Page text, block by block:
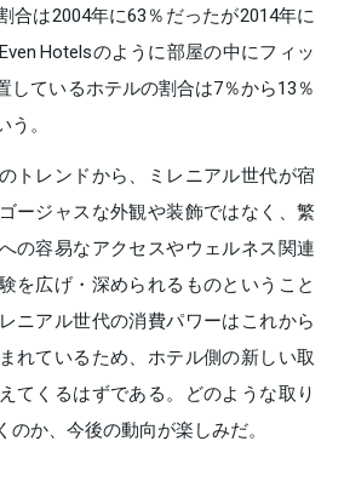
合は2004年に63％だったが2014年に
Hotelsのように部屋の中にフィッ
しているホテルの割合は7％から13％
。
トレンドから、ミレニアル世代が宿
ージャスな外観や装飾ではなく、繁
の容易なアクセスやウェルネス関連
を広げ・深められるものということ
ニアル世代の消費パワーはこれから
れているため、ホテル側の新しい取
てくるはずである。どのような取り
か、今後の動向が楽しみだ。